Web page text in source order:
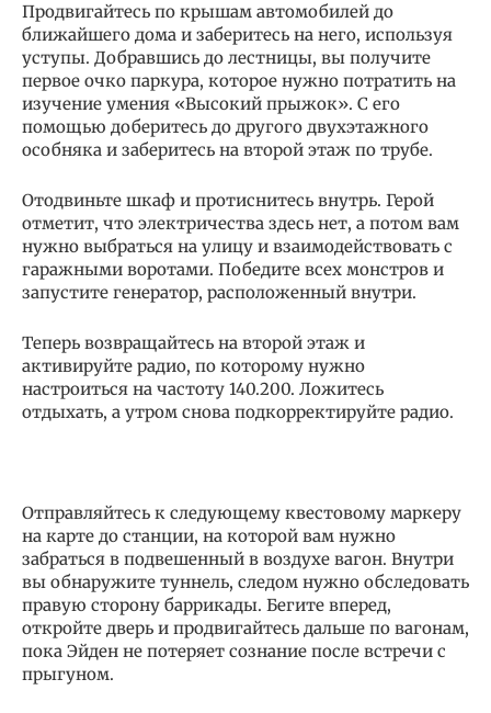
Продвигайтесь по крышам автомобилей до
ближайшего дома и заберитесь на него, используя
уступы. Добравшись до лестницы, вы получите
первое очко паркура, которое нужно потратить на
изучение умения «Высокий прыжок». С его
помощью доберитесь до другого двухэтажного
особняка и заберитесь на второй этаж по трубе.
Отодвиньте шкаф и протиснитесь внутрь. Герой
отметит, что электричества здесь нет, а потом вам
нужно выбраться на улицу и взаимодействовать с
гаражными воротами. Победите всех монстров и
запустите генератор, расположенный внутри.
Теперь возвращайтесь на второй этаж и
активируйте радио, по которому нужно
настроиться на частоту 140.200. Ложитесь
отдыхать, а утром снова подкорректируйте радио.
Отправляйтесь к следующему квестовому маркеру
на карте до станции, на которой вам нужно
забраться в подвешенный в воздухе вагон. Внутри
вы обнаружите туннель, следом нужно обследовать
правую сторону баррикады. Бегите вперед,
откройте дверь и продвигайтесь дальше по вагонам,
пока Эйден не потеряет сознание после встречи с
прыгуном.